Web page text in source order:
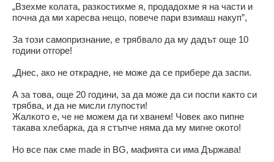
„Взехме колата, разкостихме я, продадохме я на части и
почна да ми харесва нещо, повече пари взимаш накуп”,
За този самопризнание, е трябвало да му дадът още 10
години отгоре!
„Днес, ако не открадне, не може да се прибере да заспи.
А за това, още 20 години, за да може да си поспи както си
трябва, и да не мисли глупости!
Жалкото е, че не можем да ги хванем! Човек ако пипне
такава хлебарка, да я стъпче няма да му мигне окото!
Но все пак сме made in BG, мафията си има Държава!